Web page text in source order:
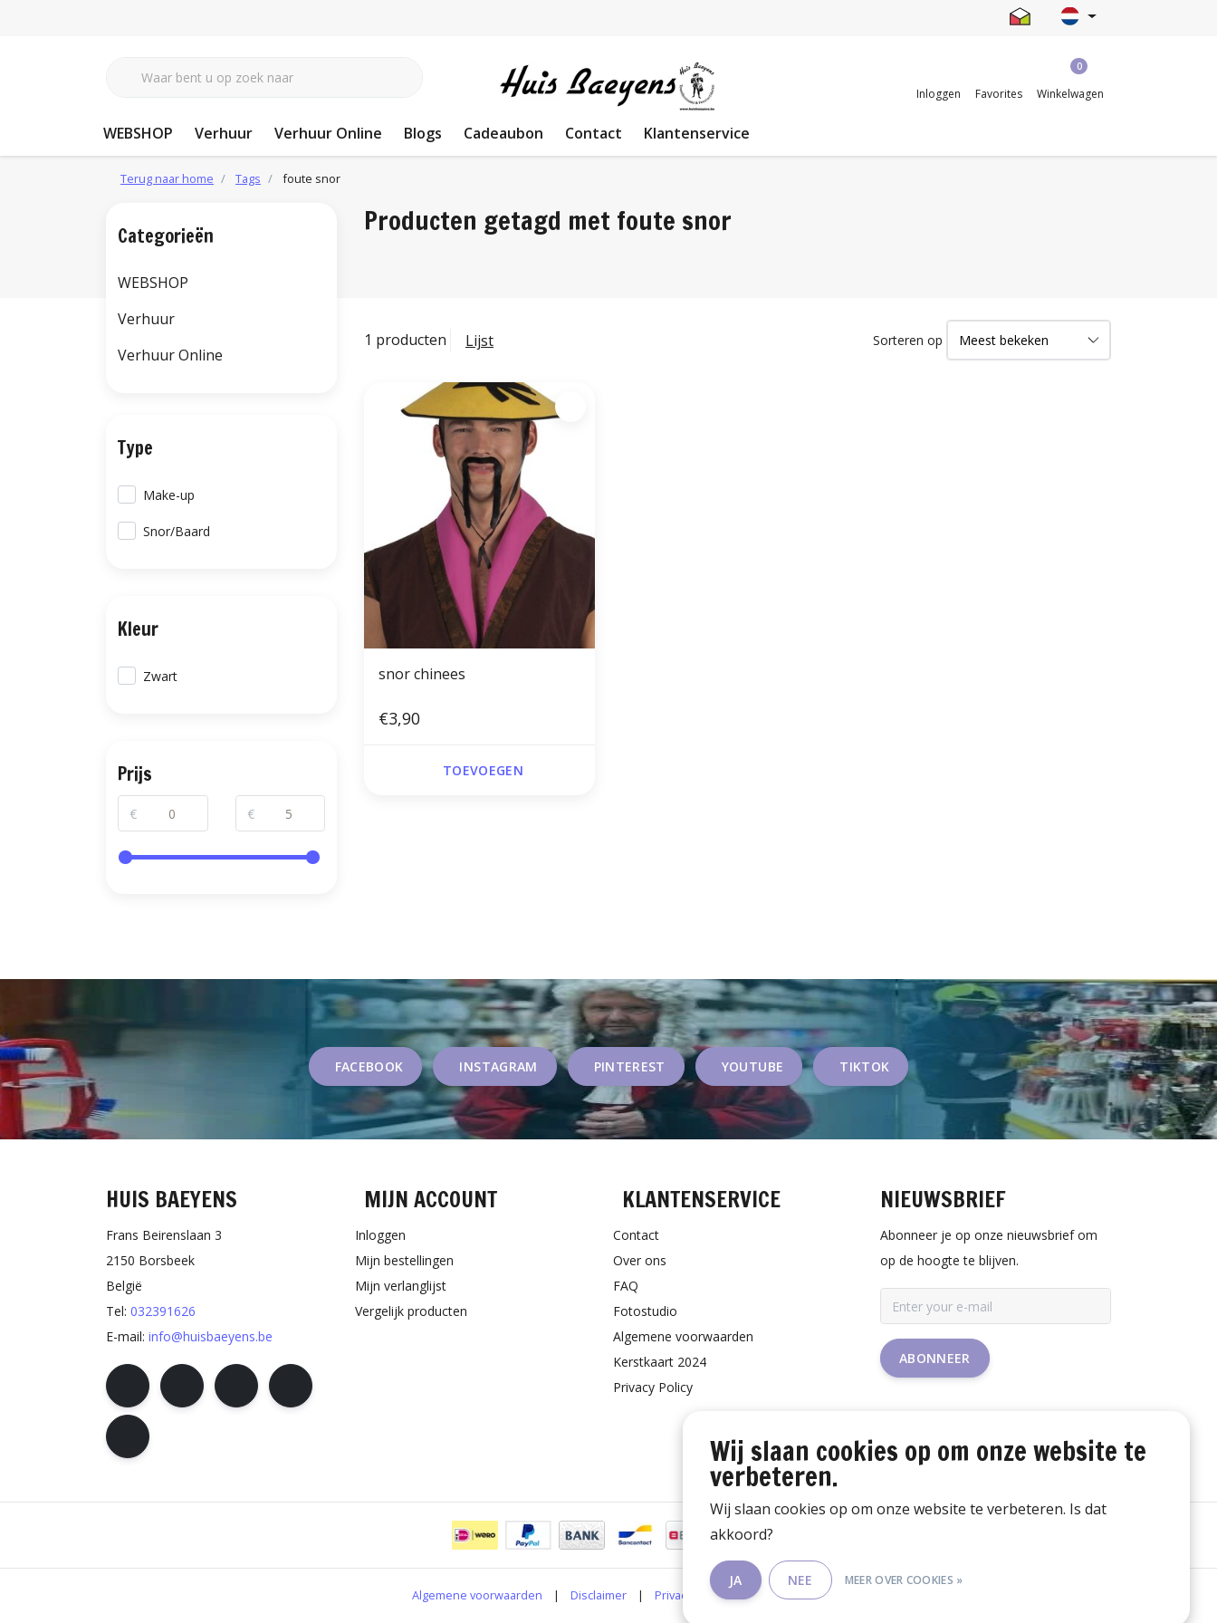
Inloggen Favorites
0
Winkelwagen
WEBSHOP Verhuur Verhuur Online Blogs Cadeaubon Contact Klantenservice
Terug naar home Tags foute snor
Producten getagd met foute snor
1 producten Lijst Sorteren op
snor chinees
€3,90
TOEVOEGEN
Categorieën
WEBSHOP
Verhuur
Verhuur Online
Type
Make-up
Snor/Baard
Kleur
Zwart
Prijs
€ €
FACEBOOK INSTAGRAM PINTEREST YOUTUBE TIKTOK
HUIS BAEYENS
Frans Beirenslaan 3
2150 Borsbeek
België
Tel: 032391626
E-mail: info@huisbaeyens.be
MIJN ACCOUNT
Inloggen
Mijn bestellingen
Mijn verlanglijst
Vergelijk producten
KLANTENSERVICE
Contact
Over ons
FAQ
Fotostudio
Algemene voorwaarden
Kerstkaart 2024
Privacy Policy
NIEUWSBRIEF
Abonneer je op onze nieuwsbrief om
op de hoogte te blijven.
ABONNEER
Algemene voorwaarden | Disclaimer | Privacy Policy RSS Feed
Wij slaan cookies op om onze website te
verbeteren.
Wij slaan cookies op om onze website te verbeteren. Is dat
akkoord?
JA NEE MEER OVER COOKIES »